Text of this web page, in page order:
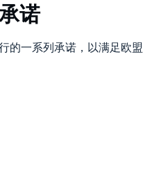
诺
的一系列承诺，以满足欧盟